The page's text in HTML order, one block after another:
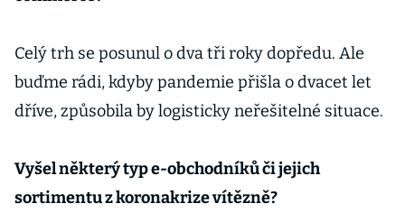
Celý trh se posunul o dva tři roky dopředu. Ale
buďme rádi, kdyby pandemie přišla o dvacet let
dříve, způsobila by logisticky neřešitelné situace.
Vyšel některý typ e-obchodníků či jejich
sortimentu z koronakrize vítězně?